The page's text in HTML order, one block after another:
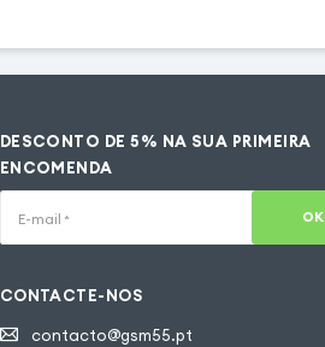
DESCONTO DE 5% NA SUA PRIMEIRA
ENCOMENDA
E-mail * OK
CONTACTE-NOS
contacto@gsm55.pt